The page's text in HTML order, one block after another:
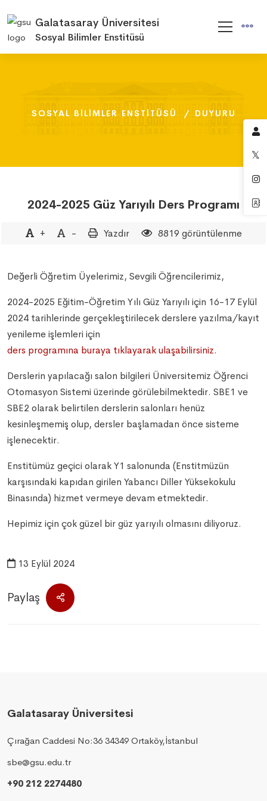
Galatasaray Üniversitesi
Sosyal Bilimler Enstitüsü
SOSYAL BILIMLER ENSTITÜSÜ DUYURU
SOSYAL BILIMLER ENSTITÜSÜ DUYURU
SOSYAL BILIMLER ENSTITÜSÜ DUYURU
2024-2025 Güz Yarıyılı Ders Programı
+ - Yazdır 8819 görüntülenme
Değerli Öğretim Üyelerimiz, Sevgili Öğrencilerimiz,
2024-2025 Eğitim-Öğretim Yılı Güz Yarıyılı için 16-17 Eylül
2024 tarihlerinde gerçekleştirilecek derslere yazılma/kayıt
yenileme işlemleri için
ders programına buraya tıklayarak ulaşabilirsiniz.
Derslerin yapılacağı salon bilgileri Üniversitemiz Öğrenci
Otomasyon Sistemi üzerinde görülebilmektedir. SBE1 ve
SBE2 olarak belirtilen derslerin salonları henüz
kesinleşmemiş olup, dersler başlamadan önce sisteme
işlenecektir.
Enstitümüz geçici olarak Y1 salonunda (Enstitmüzün
karşısındaki kapıdan girilen Yabancı Diller Yüksekokulu
Binasında) hizmet vermeye devam etmektedir.
Hepimiz için çok güzel bir güz yarıyılı olmasını diliyoruz.
13 Eylül 2024
Paylaş
Galatasaray Üniversitesi
Çırağan Caddesi No:36 34349 Ortaköy,İstanbul
sbe@gsu.edu.tr
+90 212 2274480